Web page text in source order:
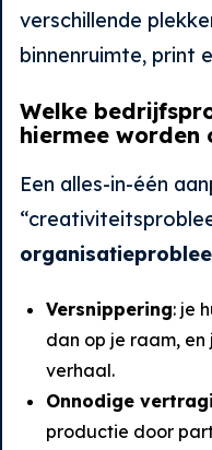
verschillende
binnenruimte, print
Welke
hiermee worden
Een alles-in-één
Versnippering: je
dan op je raam,
verhaal.
Onnodige
productie door